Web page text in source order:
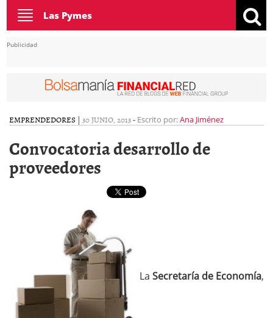
Toggle
navigation
Las Pymes
Publicidad
EMPRENDEDORES | 30 JUNIO, 2013- Escrito por:Ana Jiménez
Convocatoria desarrollo de
proveedores
La Secretaría de Economía,